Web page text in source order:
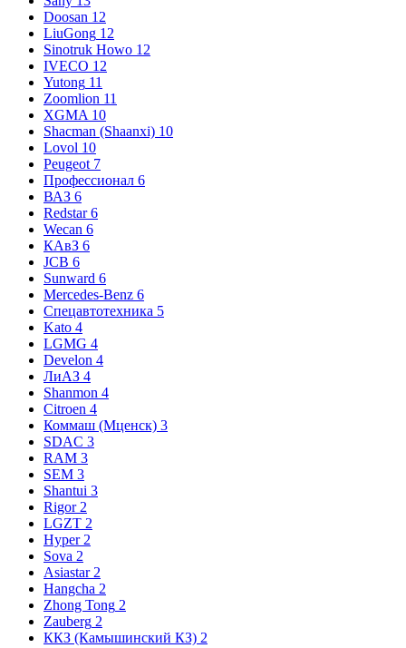
Doosan 12
LiuGong 12
Sinotruk Howo 12
IVECO 12
Yutong 11
Zoomlion 11
XGMA 10
Shacman (Shaanxi) 10
Lovol 10
Peugeot 7
Профессионал 6
ВАЗ 6
Redstar 6
Wecan 6
КАвЗ 6
JCB 6
Sunward 6
Mercedes-Benz 6
Спецавтотехника 5
Kato 4
LGMG 4
Develon 4
ЛиАЗ 4
Shanmon 4
Citroen 4
Коммаш (Мценск) 3
SDAC 3
RAM 3
SEM 3
Shantui 3
Rigor 2
LGZT 2
Hyper 2
Sova 2
Asiastar 2
Hangcha 2
Zhong Tong 2
Zauberg 2
ККЗ (Камышинский КЗ) 2